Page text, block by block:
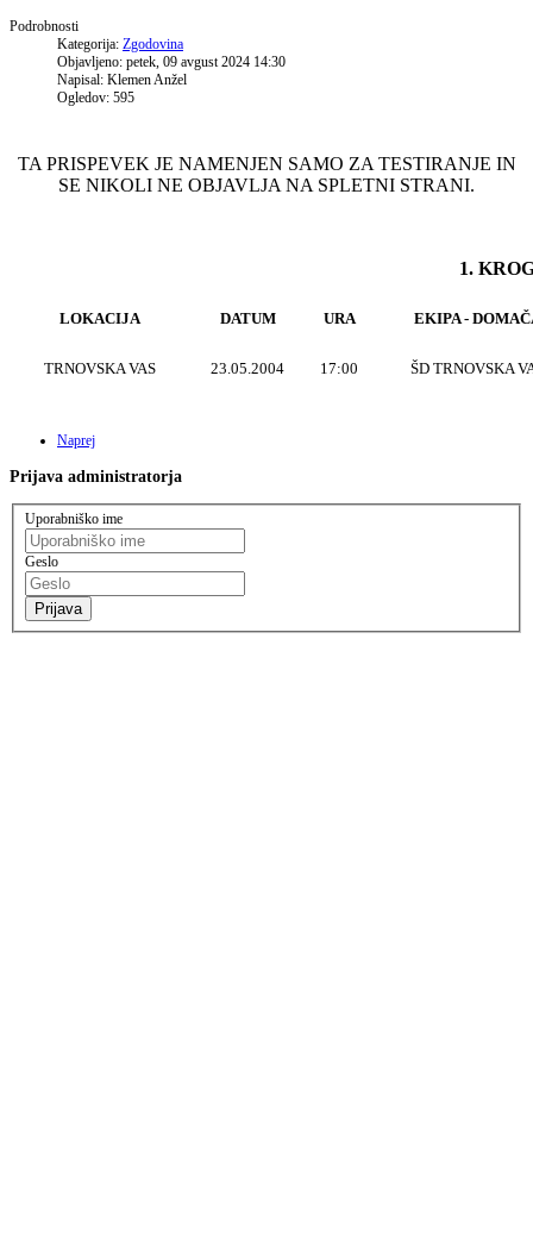
Podrobnosti
Kategorija: Zgodovina
Objavljeno: petek, 09 avgust 2024 14:30
Napisal: Klemen Anžel
Ogledov: 595
TA PRISPEVEK JE NAMENJEN SAMO ZA TESTIRANJE IN
SE NIKOLI NE OBJAVLJA NA SPLETNI STRANI.
1.
LOKACIJA DATUM URA EKIPA -
TRNOVSKA VAS 23.05.2004 17:00 ŠD TRNOVSKA
Naprej
Prijava administratorja
Uporabniško ime
Geslo